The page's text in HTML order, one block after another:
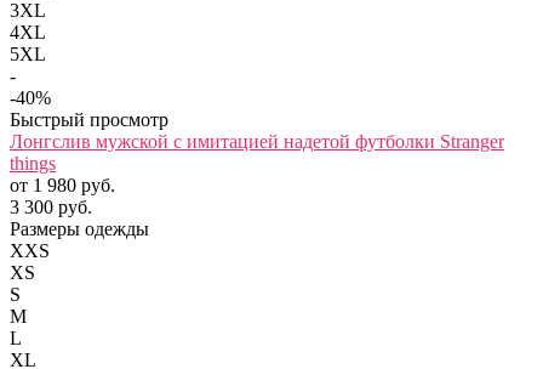
3XL
4XL
5XL
-
-40%
Быстрый просмотр
Лонгслив мужской с имитацией надетой футболки Stranger
things
от 1 980 руб.
3 300 руб.
Размеры одежды
XXS
XS
S
M
L
XL